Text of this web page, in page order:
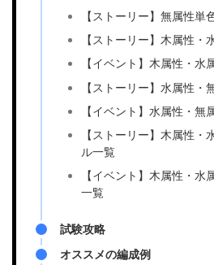
【ストーリー】無属性単
【ストーリー】木属性・
【イベント】木属性・水
【ストーリー】水属性・
【イベント】水属性・無
【ストーリー】木属性・
ル一覧
【イベント】木属性・水
一覧
試験攻略
オススメの編成例